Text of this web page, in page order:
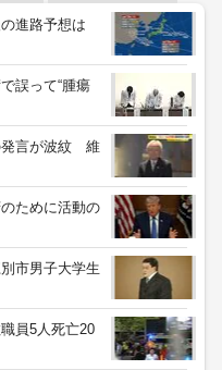
の進路予想は
誤って“腫瘍
発言が波紋 維
ために活動の
市男子大学生
員5人死亡20